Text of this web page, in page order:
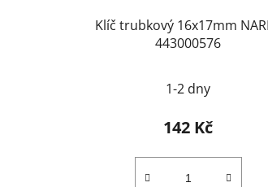
Klíč trubkový 16x17mm
443000576
1-2 dny
142 Kč